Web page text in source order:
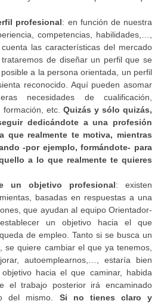
profesional: en función de nuestra
competencias, habilidades,…,
las características del mercado
de diseñar un perfil que se
a la persona orientada, un perfil
reconocido. Aquí pueden asomar
necesidades de cualificación,
formación, etc. Quizás y sólo quizás,
dedicándote a una profesión
que realmente te motiva, mientras
-por ejemplo, formándote- para
a lo que realmente te quieres
un objetivo profesional: existen
basadas en respuestas a una
que ayudan al equipo Orientador-
un objetivo hacia el que
de empleo. Tanto si se busca un
se quiere cambiar el que ya tenemos,
autoemplearnos,…, estaría bien
hacia el que caminar, habida
el trabajo posterior irá encaminado
del mismo. Si no tienes claro y